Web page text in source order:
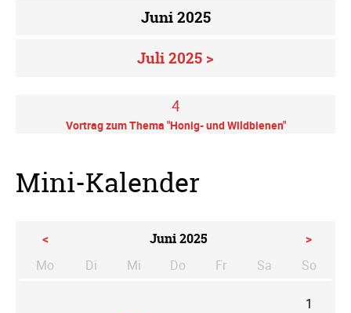
Juni 2025
Juli 2025 >
4
Vortrag zum Thema "Honig- und Wildbienen"
Mini-Kalender
< Juni 2025
>
Mo
Di enstag
Mi ttwoch
Do nnerstag
Fr Sa mstagSo
1